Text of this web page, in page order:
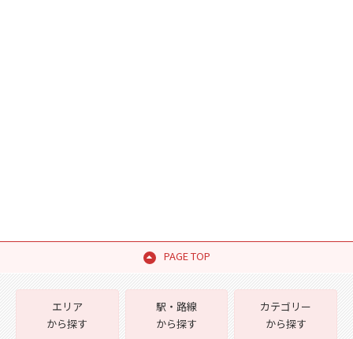
PAGE TOP
エリア
から探す
駅・路線
から探す
カテゴリー
から探す